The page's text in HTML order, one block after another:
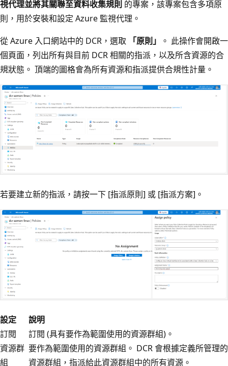
視代理並將其關聯至資料收集規則 的專案，該專案包含多項原
則，用於安裝和設定 Azure 監視代理。
從 Azure 入口網站中的 DCR，選取
「原則」
。 此操作會開啟一
個頁面，列出所有與目前 DCR 相關的指派，以及所含資源的合
規狀態。 頂端的圖格會為所有資源和指派提供合規性計量。
若要建立新的指派，請按一下 [指派原則] 或 [指派方案] 。
設定
說明
訂閱
訂閱 (具有要作為範圍使用的資源群組)。
資源群
組
要作為範圍使用的資源群組。 DCR 會根據定義所管理的
資源群組，指派給此資源群組中的所有資源。